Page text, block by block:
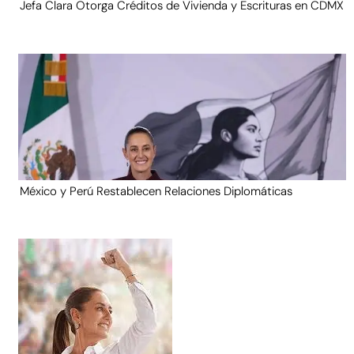
Jefa Clara Otorga Créditos de Vivienda y Escrituras en CDMX
México y Perú Restablecen Relaciones Diplomáticas